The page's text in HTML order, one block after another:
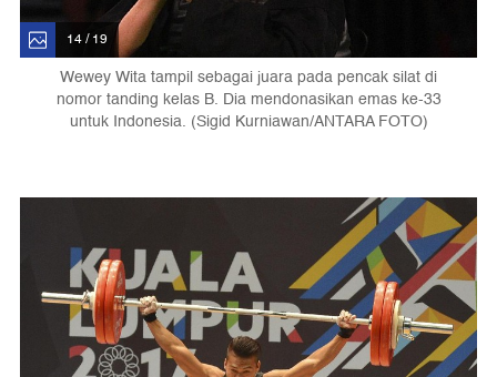
14 / 19
Wewey Wita tampil sebagai juara pada pencak silat di
nomor tanding kelas B. Dia mendonasikan emas ke-33
untuk Indonesia. (Sigid Kurniawan/ANTARA FOTO)